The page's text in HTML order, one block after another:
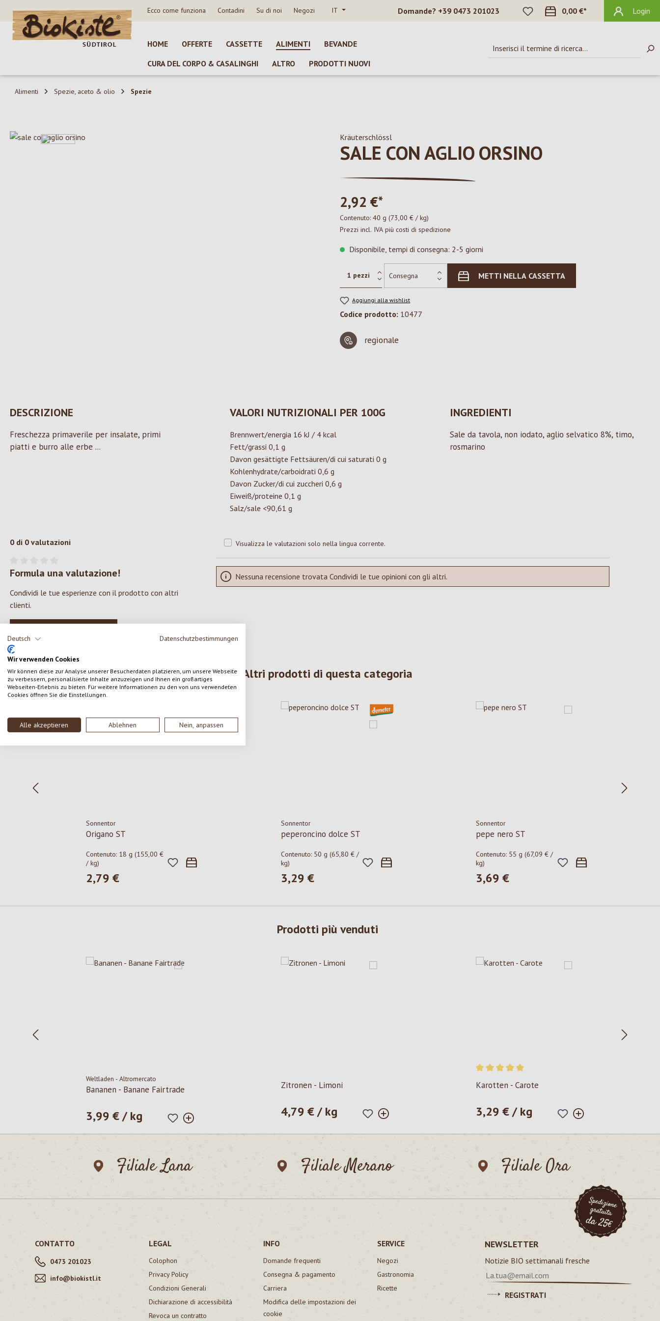
Deutsch Datenschutzbestimmungen
Wir verwenden Cookies
Wir können diese zur Analyse unserer Besucherdaten platzieren, um unsere Webseite
zu verbessern, personalisierte Inhalte anzuzeigen und Ihnen ein großartiges
Webseiten-Erlebnis zu bieten. Für weitere Informationen zu den von uns verwendeten
Cookies öffnen Sie die Einstellungen.
Alle akzeptieren Ablehnen Nein, anpassen
al contenuto principale
Salta alla ricerca
Passa alla navigazione principale Ecco come funziona Contadini Su di noi Negozi IT Domande? +39 0473 201023
HAI 0 ARTICOLI NELLA LISTA DEI
0,00 €* Login
HOME OFFERTE CASSETTE ALIMENTI
BEVANDE
CURA DEL CORPO & CASALINGHI
ALTRO PRODOTTI NUOVI
Alimenti Spezie, aceto & olio Spezie
Salta la galleria di immagini Kräuterschlössl
SALE CON AGLIO ORSINO
2,92 €*
Contenuto: 40 g (73,00 € / kg)
Prezzi incl. IVA più costi di spedizione
Disponibile, tempi di consegna: 2-5 giorni
METTI NELLA CASSETTA
Aggiungi alla wishlist
Codice prodotto: 10477
regionale
DESCRIZIONE
Freschezza primaverile per insalate, primi
piatti e burro alle erbe ...
VALORI NUTRIZIONALI PER 100G
Brennwert/energia 16 kJ / 4 kcal
Fett/grassi 0,1 g
Davon gesättigte Fettsäuren/di cui saturati 0 g
Kohlenhydrate/carboidrati 0,6 g
Davon Zucker/di cui zuccheri 0,6 g
Eiweiß/proteine 0,1 g
Salz/sale <90,61 g
INGREDIENTI
Sale da tavola, non iodato, aglio selvatico 8%, timo,
rosmarino
0 di 0 valutazioni
Valutazione media di 0 su 5 stelle
Formula una valutazione!
Condividi le tue esperienze con il prodotto con altri
clienti.
Visualizza le valutazioni solo nella lingua corrente.
Nessuna recensione trovata Condividi le tue opinioni con gli altri.
Altri prodotti di questa categoria
Salta la galleria dei prodotti
Sonnentor
Origano ST
Contenuto: 18 g(155,00 €
/ kg)
Prezzo normale:
2,79 €
Sonnentor
peperoncino dolce ST
Contenuto: 50 g (65,80 € /
kg)
Prezzo normale:
3,29 €
Sonnentor
pepe nero ST
Contenuto: 55 g (67,09 € /
kg)
Prezzo normale:
3,69 €
Prodotti più venduti
Weltladen - Altromercato
Bananen - Banane Fairtrade
Prezzo normale:
3,99 € / kg
Zitronen - Limoni
Prezzo normale:
4,79 € / kg
Valutazione media di 5 su 5 stelle
Karotten - Carote
Prezzo normale:
3,29 € / kg
Filiale Lana Filiale Merano Filiale Ora
CONTATTO
0473 201023
info@biokistl.it
LEGAL
Colophon
Privacy Policy
Condizioni Generali
Dichiarazione di accessibilità
Revoca un contratto
INFO
Domande frequenti
Consegna & pagamento
Carriera
Modifica delle impostazioni dei
cookie
SERVICE
Negozi
Gastronomia
Ricette
NEWSLETTER
Notizie BIO settimanali fresche
REGISTRATI